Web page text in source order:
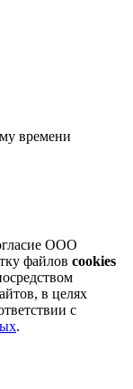
времени
ООО
файлов cookies
в целях
с
.